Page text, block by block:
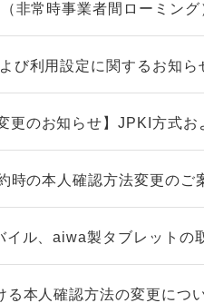
非常時事業者間ローミング
び利用設定に関するお知ら
更のお知らせ】JPKI方式
時の本人確認方法変更のご
イル、aiwa製タブレットの
る本人確認方法の変更につ